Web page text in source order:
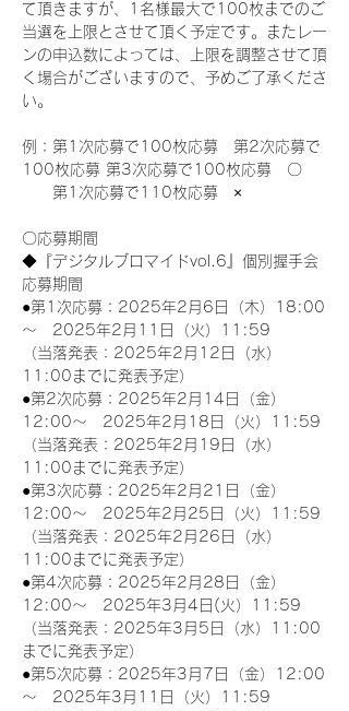
て頂きますが、1名様最大で100枚までのご
当選を上限とさせて頂く予定です。またレー
ンの申込数によっては、上限を調整させて頂
く場合がございますので、予めご了承くださ
い。
例：第1次応募で100枚応募　第2次応募で
100枚応募 第3次応募で100枚応募　〇
第1次応募で110枚応募　×
〇応募期間
◆『デジタルブロマイドvol.6』個別握手会
応募期間
●第1次応募：2025年2月6日（木）18:00
～　2025年2月11日（火）11:59
（当落発表：2025年2月12日（水）
11:00までに発表予定）
●第2次応募：2025年2月14日（金）
12:00～　2025年2月18日（火）11:59
（当落発表：2025年2月19日（水）
11:00までに発表予定）
●第3次応募：2025年2月21日（金）
12:00～　2025年2月25日（火）11:59
（当落発表：2025年2月26日（水）
11:00までに発表予定）
●第4次応募：2025年2月28日（金）
12:00～　2025年3月4日(火）11:59
（当落発表：2025年3月5日（水）11:00
までに発表予定）
●第5次応募：2025年3月7日（金）12:00
～　2025年3月11日（火）11:59